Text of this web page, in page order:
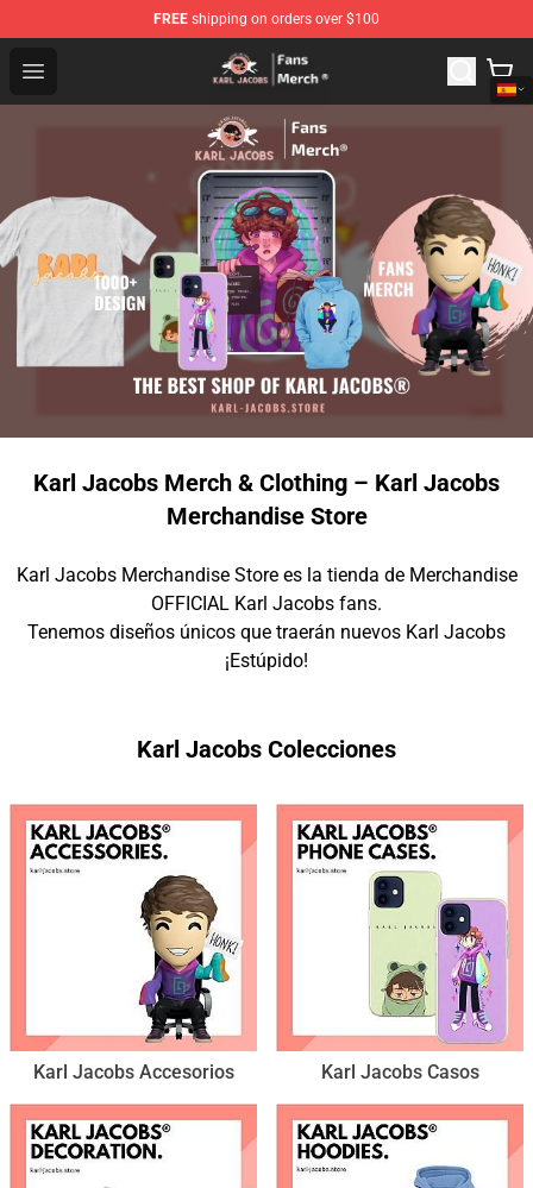
FREE shipping on orders over $100
Open menu
Karl Jacobs Store - Official Karl Jacobs Merchandise
Karl Jacobs Merch & Clothing – Karl Jacobs
Merchandise Store
Karl Jacobs Merchandise Store es la tienda de Merchandise
OFFICIAL Karl Jacobs fans.
Tenemos diseños únicos que traerán nuevos Karl Jacobs
¡Estúpido!
Karl Jacobs Colecciones
Karl Jacobs Accesorios Karl Jacobs Casos